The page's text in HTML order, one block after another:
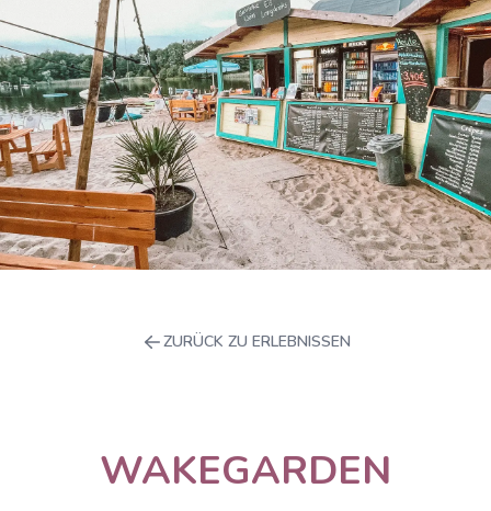
ZURÜCK ZU ERLEBNISSEN
WAKEGARDEN